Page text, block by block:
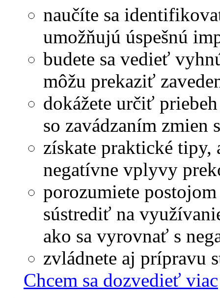
naučíte sa
umožňujú úspešnú
budete sa vedieť
môžu prekaziť
dokážete určiť
so zavádzaním zmien
získate praktické
negatívne vplyvy
porozumiete
sústrediť na
ako sa vyrovnať s
zvládnete aj prípravu
Chcem sa dozvedieť viac